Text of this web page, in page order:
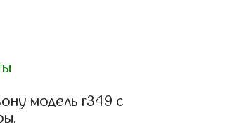
модель r349 с